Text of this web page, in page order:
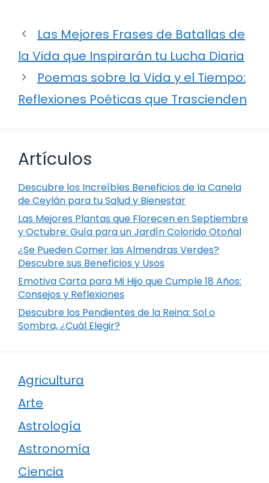
Las Mejores Frases de Batallas de
la Vida que Inspirarán tu Lucha Diaria
Poemas sobre la Vida y el Tiempo:
Reflexiones Poéticas que Trascienden
Artículos
Descubre los Increíbles Beneficios de la Canela
de Ceylán para tu Salud y Bienestar
Las Mejores Plantas que Florecen en Septiembre
y Octubre: Guía para un Jardín Colorido Otoñal
¿Se Pueden Comer las Almendras Verdes?
Descubre sus Beneficios y Usos
Emotiva Carta para Mi Hijo que Cumple 18 Años:
Consejos y Reflexiones
Descubre los Pendientes de la Reina: Sol o
Sombra, ¿Cuál Elegir?
Agricultura
Arte
Astrología
Astronomía
Ciencia